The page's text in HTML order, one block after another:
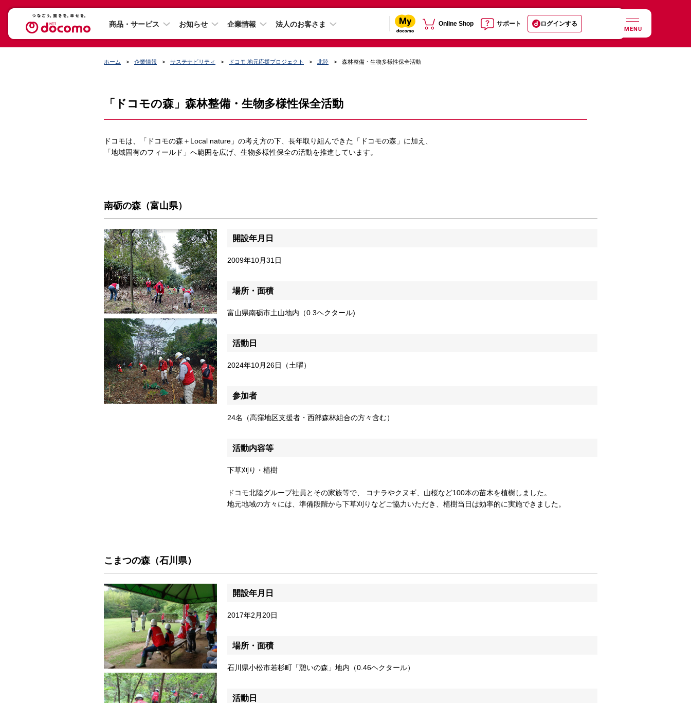
商品・サービス お知らせ 企業情報 法人のお客さま Online Shop サポート ログインする
MENU
ホーム 企業情報 サステナビリティ ドコモ 地元応援プロジェクト 北陸 森林整備・生物多様性保全活動
「ドコモの森」森林整備・生物多様性保全活動
ドコモは、「ドコモの森＋Local nature」の考え方の下、長年取り組んできた「ドコモの森」に加え、
「地域固有のフィールド」へ範囲を広げ、生物多様性保全の活動を推進しています。
南砺の森（富山県）
開設年月日
2009年10月31日
場所・面積
富山県南砺市土山地内（0.3ヘクタール)
活動日
2024年10月26日（土曜）
参加者
24名（高窪地区支援者・西部森林組合の方々含む）
活動内容等
下草刈り・植樹
ドコモ北陸グループ社員とその家族等で、 コナラやクヌギ、山桜など100本の苗木を植樹しました。
地元地域の方々には、準備段階から下草刈りなどご協力いただき、植樹当日は効率的に実施できました。
こまつの森（石川県）
開設年月日
2017年2月20日
場所・面積
石川県小松市若杉町「憩いの森」地内（0.46ヘクタール）
活動日